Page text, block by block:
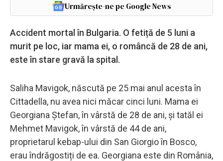
Urmărește-ne pe Google News
Accident mortal în Bulgaria. O fetiță de 5 luni a
murit pe loc, iar mama ei, o româncă de 28 de ani,
este în stare gravă la spital.
Saliha Mavigok, născută pe 25 mai anul acesta în
Cittadella, nu avea nici măcar cinci luni. Mama ei
Georgiana Ștefan, în vârstă de 28 de ani, și tatăl ei
Mehmet Mavigok, în vârstă de 44 de ani,
proprietarul kebap-ului din San Giorgio în Bosco,
erau îndrăgostiți de ea. Georgiana este din România,